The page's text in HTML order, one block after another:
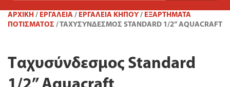
ΑΡΧΙΚΉ / ΕΡΓΑΛΕΙΑ / ΕΡΓΑΛΕΊΑ ΚΉΠΟΥ / ΕΞΑΡΤΉΜΑΤΑ
ΠΟΤΊΣΜΑΤΟΣ / ΤΑΧΥΣΎΝΔΕΣΜΟΣ STANDARD 1/2” AQUACRAFT
Ταχυσύνδεσμος Standard